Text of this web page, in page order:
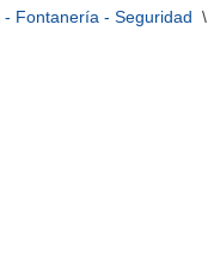
- Fontanería - Seguridad \